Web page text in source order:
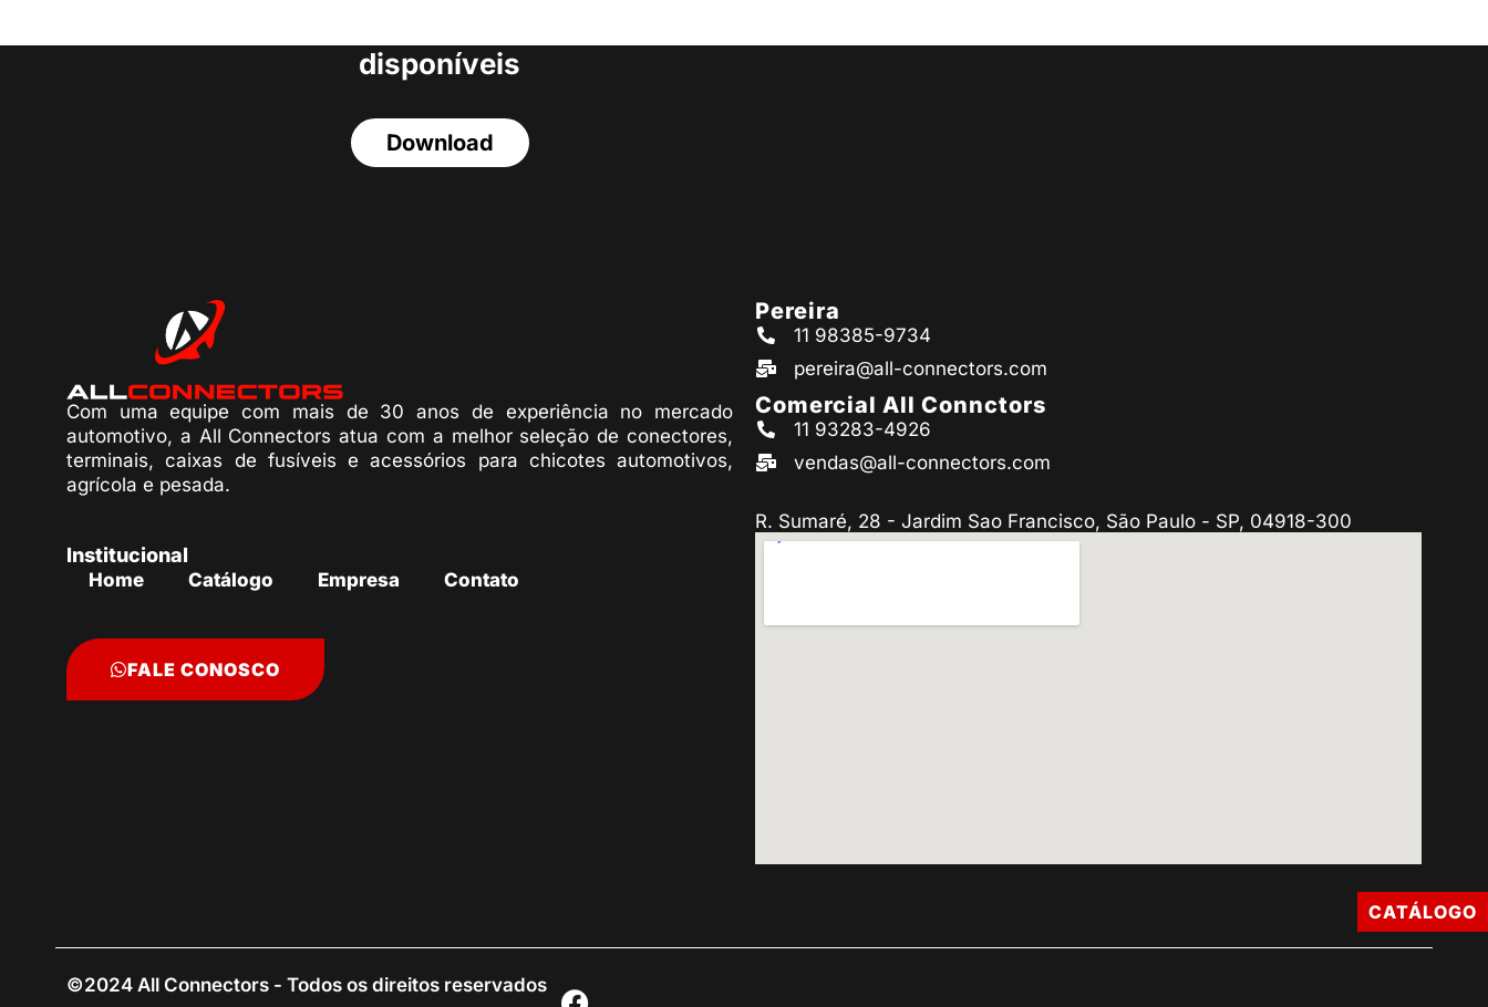
disponíveis
Download
Com uma equipe com mais de 30 anos de experiência no mercado
automotivo, a All Connectors atua com a melhor seleção de conectores,
terminais, caixas de fusíveis e acessórios para chicotes automotivos,
agrícola e pesada.
Institucional
Home Catálogo Empresa Contato
FALE CONOSCO
Pereira
11 98385-9734
pereira@all-connectors.com
Comercial All Connctors
11 93283-4926
vendas@all-connectors.com
R. Sumaré, 28 - Jardim Sao Francisco, São Paulo - SP, 04918-300
©2024 All Connectors - Todos os direitos reservados
CATÁLOGO